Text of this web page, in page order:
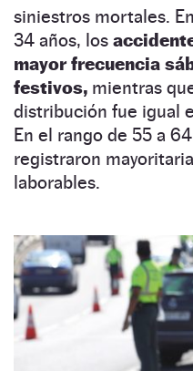
siniestros mortales.
34 años, los
mayor frecuencia
festivos, mientras
distribución fue igual
En el rango de 55 a
registraron
laborables.